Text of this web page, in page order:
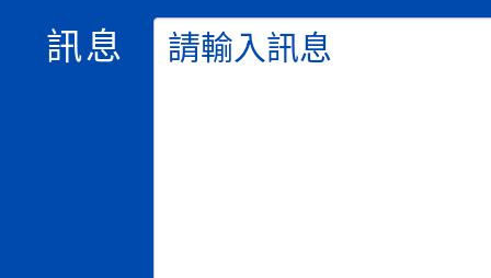
訊息